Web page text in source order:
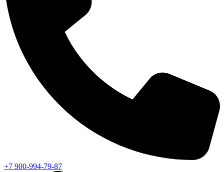
+7 900-994-79-87